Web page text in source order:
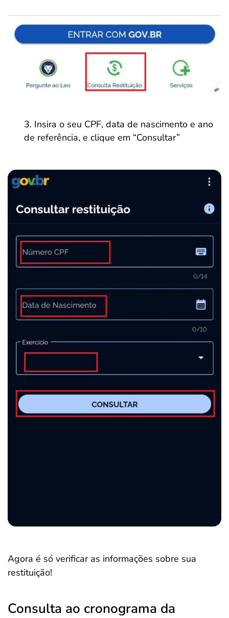
Insira o seu CPF, data de nascimento e ano
de referência, e clique em “Consultar”
Agora é só verificar as informações sobre sua
restituição!
Consulta ao cronograma da